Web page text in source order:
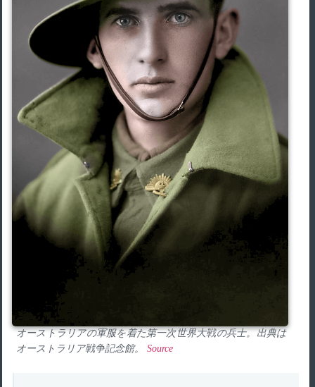
オーストラリアの軍服を着た第一次世界大戦の兵士。出典は
オーストラリア戦争記念館。 Source